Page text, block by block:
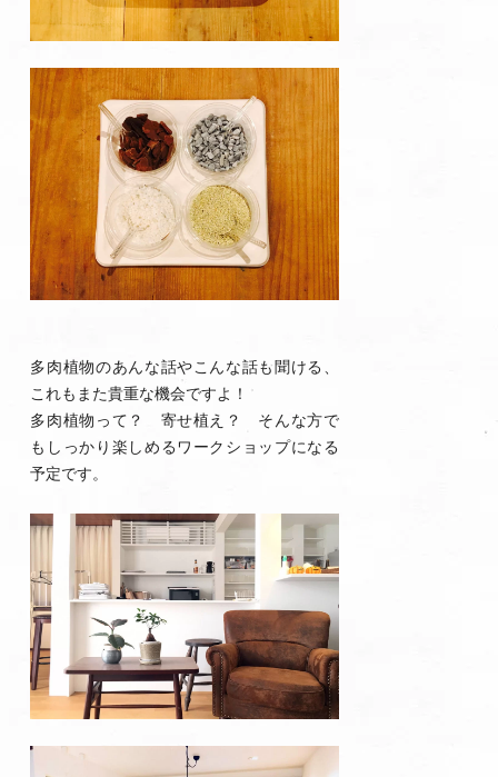
多肉植物のあんな話やこんな話も聞ける、
これもまた貴重な機会ですよ！
多肉植物って？ 寄せ植え？ そんな方で
もしっかり楽しめるワークショップになる
予定です。